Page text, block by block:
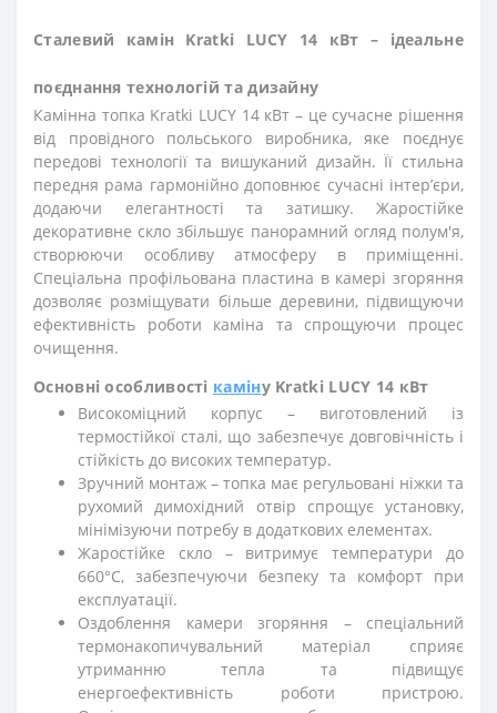
Сталевий камін Kratki LUCY 14 кВт – ідеальне
поєднання технологій та дизайну
Камінна топка Kratki LUCY 14 кВт – це сучасне рішення
від провідного польського виробника, яке поєднує
передові технології та вишуканий дизайн. Її стильна
передня рама гармонійно доповнює сучасні інтер’єри,
додаючи елегантності та затишку. Жаростійке
декоративне скло збільшує панорамний огляд полум'я,
створюючи особливу атмосферу в приміщенні.
Спеціальна профільована пластина в камері згоряння
дозволяє розміщувати більше деревини, підвищуючи
ефективність роботи каміна та спрощуючи процес
очищення.
Основні особливості каміну Kratki LUCY 14 кВт
Високоміцний корпус – виготовлений із
термостійкої сталі, що забезпечує довговічність і
стійкість до високих температур.
Зручний монтаж – топка має регульовані ніжки та
рухомий димохідний отвір спрощує установку,
мінімізуючи потребу в додаткових елементах.
Жаростійке скло – витримує температури до
660°C, забезпечуючи безпеку та комфорт при
експлуатації.
Оздоблення камери згоряння – спеціальний
термонакопичувальний матеріал сприяє
утриманню тепла та підвищує
енергоефективність роботи пристрою.